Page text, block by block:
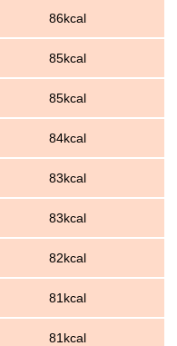
86kcal
85kcal
85kcal
84kcal
83kcal
83kcal
82kcal
81kcal
81kcal